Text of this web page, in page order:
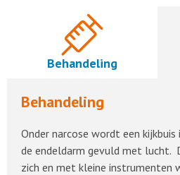
Behandeling
Behandeling
Onder narcose wordt een kijkbuis
de endeldarm gevuld met lucht.
zich en met kleine instrumenten